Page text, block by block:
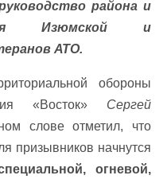
района и
Изюмской и
АТО.
обороны
«Восток» Сергей
слове отметил, что
призывников начнутся
огневой,